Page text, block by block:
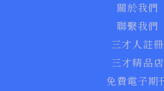
關於我們
聯繫我們
三才人註冊
三才精品店
免費電子期